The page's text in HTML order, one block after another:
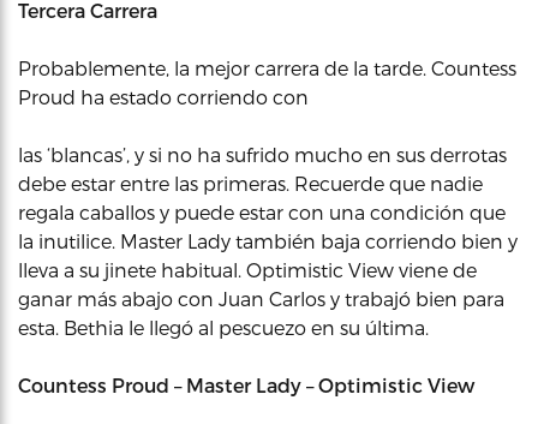
Tercera Carrera
Probablemente, la mejor carrera de la tarde. Countess
Proud ha estado corriendo con
las ‘blancas’, y si no ha sufrido mucho en sus derrotas
debe estar entre las primeras. Recuerde que nadie
regala caballos y puede estar con una condición que
la inutilice. Master Lady también baja corriendo bien y
lleva a su jinete habitual. Optimistic View viene de
ganar más abajo con Juan Carlos y trabajó bien para
esta. Bethia le llegó al pescuezo en su última.
Countess Proud – Master Lady – Optimistic View